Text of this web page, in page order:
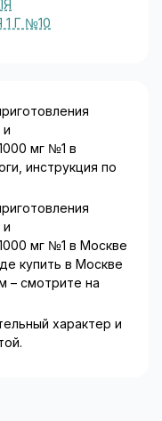
необходимо
возбудителя и
цефепиму следует
Цефепим может
даже до
так
мик­
аэробно/
когда могут
к цефепиму
в комбинации
можно
Г №10
и
мг №1 в
инструкция по
и
мг №1 в Москве
купить в Москве
– смотрите на
характер и